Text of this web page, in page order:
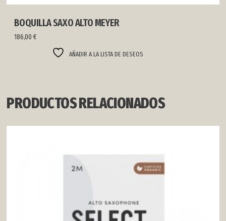
BOQUILLA SAXO ALTO MEYER
186,00 €
AÑADIR A LA LISTA DE DESEOS
PRODUCTOS RELACIONADOS